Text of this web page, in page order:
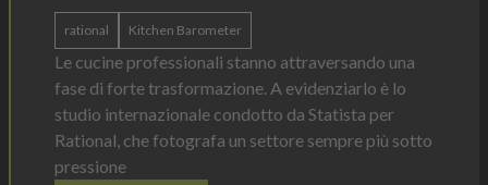
rational Kitchen Barometer
Le cucine professionali stanno attraversando una
fase di forte trasformazione. A evidenziarlo è lo
studio internazionale condotto da Statista per
Rational, che fotografa un settore sempre più sotto
pressione